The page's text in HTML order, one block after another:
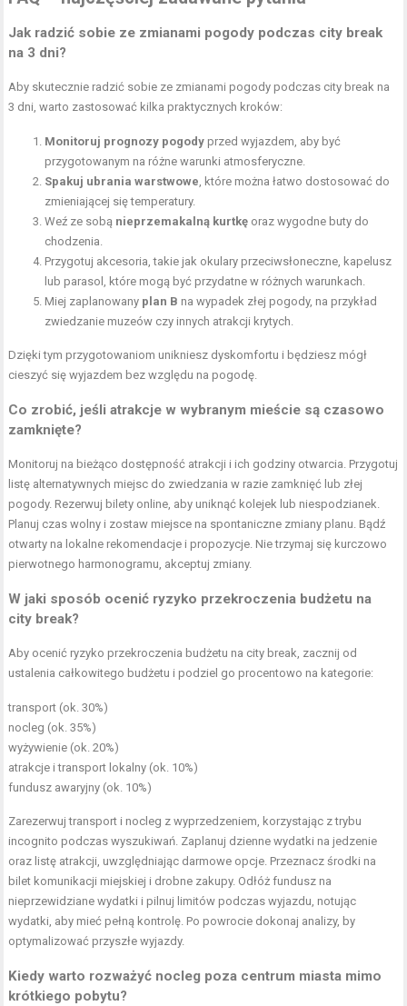
Jak radzić sobie ze zmianami pogody podczas city break
na 3 dni?
Aby skutecznie radzić sobie ze zmianami pogody podczas city break na
3 dni, warto zastosować kilka praktycznych kroków:
Monitoruj prognozy pogody przed wyjazdem, aby być
przygotowanym na różne warunki atmosferyczne.
Spakuj ubrania warstwowe, które można łatwo dostosować do
zmieniającej się temperatury.
Weź ze sobą nieprzemakalną kurtkę oraz wygodne buty do
chodzenia.
Przygotuj akcesoria, takie jak okulary przeciwsłoneczne, kapelusz
lub parasol, które mogą być przydatne w różnych warunkach.
Miej zaplanowany plan B na wypadek złej pogody, na przykład
zwiedzanie muzeów czy innych atrakcji krytych.
Dzięki tym przygotowaniom unikniesz dyskomfortu i będziesz mógł
cieszyć się wyjazdem bez względu na pogodę.
Co zrobić, jeśli atrakcje w wybranym mieście są czasowo
zamknięte?
Monitoruj na bieżąco dostępność atrakcji i ich godziny otwarcia. Przygotuj
listę alternatywnych miejsc do zwiedzania w razie zamknięć lub złej
pogody. Rezerwuj bilety online, aby uniknąć kolejek lub niespodzianek.
Planuj czas wolny i zostaw miejsce na spontaniczne zmiany planu. Bądź
otwarty na lokalne rekomendacje i propozycje. Nie trzymaj się kurczowo
pierwotnego harmonogramu, akceptuj zmiany.
W jaki sposób ocenić ryzyko przekroczenia budżetu na
city break?
Aby ocenić ryzyko przekroczenia budżetu na city break, zacznij od
ustalenia całkowitego budżetu i podziel go procentowo na kategorie:
transport (ok. 30%)
nocleg (ok. 35%)
wyżywienie (ok. 20%)
atrakcje i transport lokalny (ok. 10%)
fundusz awaryjny (ok. 10%)
Zarezerwuj transport i nocleg z wyprzedzeniem, korzystając z trybu
incognito podczas wyszukiwań. Zaplanuj dzienne wydatki na jedzenie
oraz listę atrakcji, uwzględniając darmowe opcje. Przeznacz środki na
bilet komunikacji miejskiej i drobne zakupy. Odłóż fundusz na
nieprzewidziane wydatki i pilnuj limitów podczas wyjazdu, notując
wydatki, aby mieć pełną kontrolę. Po powrocie dokonaj analizy, by
optymalizować przyszłe wyjazdy.
Kiedy warto rozważyć nocleg poza centrum miasta mimo
krótkiego pobytu?